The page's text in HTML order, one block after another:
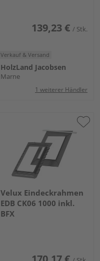
139,23 € / Stk.
Verkauf & Versand
HolzLand Jacobsen
Marne
1 weiterer Händler
Velux Eindeckrahmen
EDB CK06 1000 inkl.
BFX